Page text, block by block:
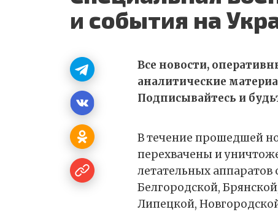
и события на
Все новости,
аналитические
Подписывайтесь и
В течение прошедшей
перехвачены и
летательных
Белгородской,
Липецкой,